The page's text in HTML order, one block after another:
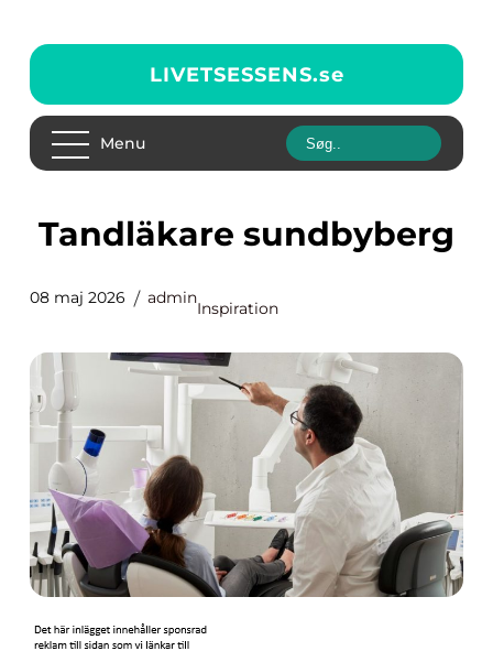
LIVETSESSENS.se
Menu
Tandläkare sundbyberg
08 maj 2026 admin
Inspiration